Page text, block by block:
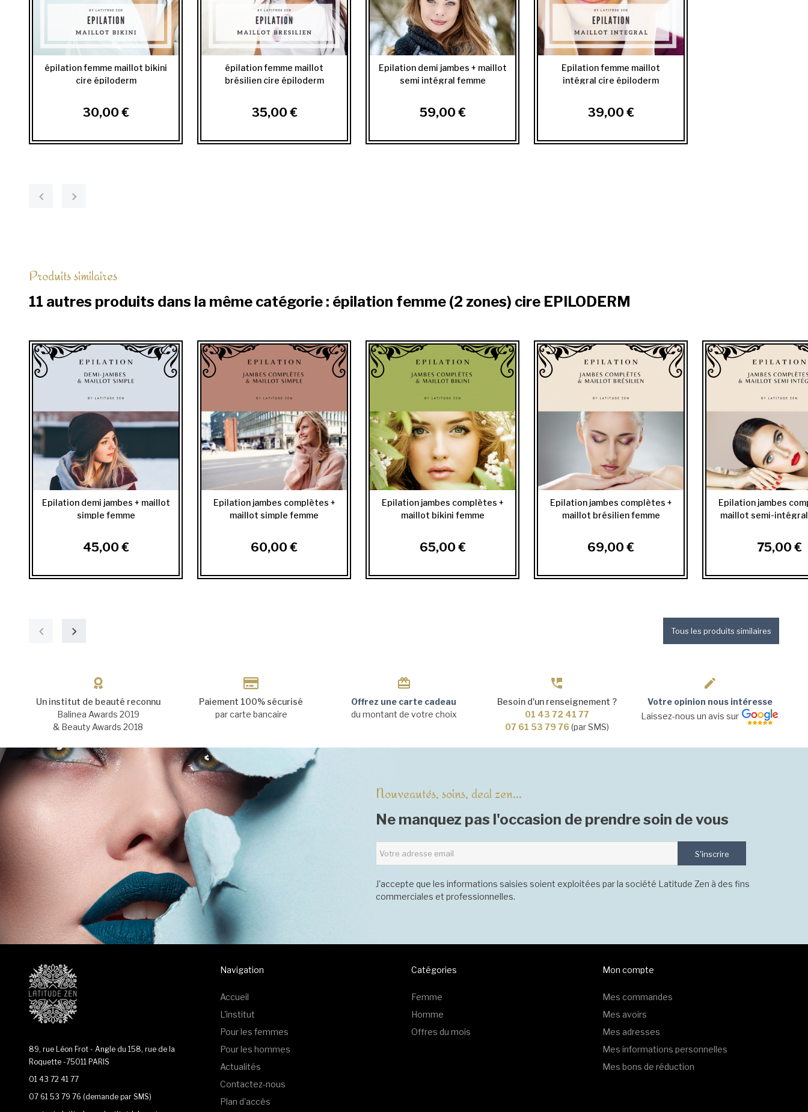
épilation femme maillot bikini
cire épiloderm
30,00 €
épilation femme maillot
brésilien cire épiloderm
35,00 €
Epilation demi jambes + maillot
semi intégral femme
59,00 €
Epilation femme maillot
intégral cire épiloderm
39,00 €
Produits similaires
11 autres produits dans la même catégorie : épilation femme (2 zones) cire EPILODERM
Epilation demi jambes + maillot
simple femme
45,00 €
Epilation jambes complètes +
maillot simple femme
60,00 €
Epilation jambes complètes +
maillot bikini femme
65,00 €
Epilation jambes complètes +
maillot brésilien femme
69,00 €
Epilation jambes
maillot semi-
75,00 €
Tous les produits similaires
Un institut de beauté reconnu
Balinea Awards 2019
& Beauty Awards 2018
Paiement 100% sécurisé
par carte bancaire
Offrez une carte cadeau
du montant de votre choix
Besoin d'un renseignement ?
01 43 72 41 77
07 61 53 79 76 (par SMS)
Votre opinion nous intéresse
Laissez-nous un avis sur
Nouveautés, soins, deal zen...
Ne manquez pas l'occasion de prendre soin de vous
S'inscrire
J'accepte que les informations saisies soient exploitées par la société Latitude Zen à des fins
commerciales et professionnelles.
89, rue Léon Frot - Angle du 158, rue de la
Roquette -75011 PARIS
01 43 72 41 77
07 61 53 79 76 (demande par SMS)
Navigation
Accueil
L'institut
Pour les femmes
Pour les hommes
Actualités
Contactez-nous
Plan d'accès
Catégories
Femme
Homme
Offres du mois
Mon compte
Mes commandes
Mes avoirs
Mes adresses
Mes informations personnelles
Mes bons de réduction